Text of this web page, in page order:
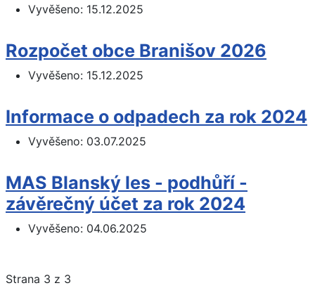
Vyvěšeno: 15.12.2025
Rozpočet obce Branišov 2026
Vyvěšeno: 15.12.2025
Informace o odpadech za rok 2024
Vyvěšeno: 03.07.2025
MAS Blanský les - podhůří -
závěrečný účet za rok 2024
Vyvěšeno: 04.06.2025
Strana 3 z 3